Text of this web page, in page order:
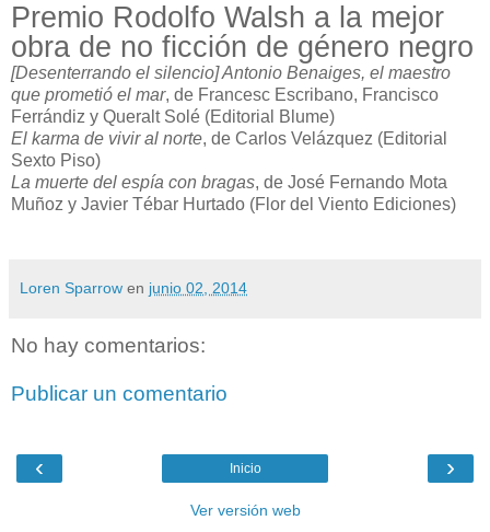
Premio Rodolfo Walsh a la mejor
obra de no ficción de género negro
[Desenterrando el silencio] Antonio Benaiges, el maestro
que prometió el mar, de Francesc Escribano, Francisco
Ferrándiz y Queralt Solé (Editorial Blume)
El karma de vivir al norte, de Carlos Velázquez (Editorial
Sexto Piso)
La muerte del espía con bragas, de José Fernando Mota
Muñoz y Javier Tébar Hurtado (Flor del Viento Ediciones)
Loren Sparrow en junio 02, 2014
No hay comentarios:
Publicar un comentario
‹ ›
Inicio
Ver versión web